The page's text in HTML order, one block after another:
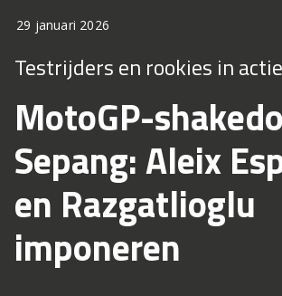
29 januari 2026
Testrijders en rookies in actie
MotoGP-
Sepang: Aleix
en Razgatlioglu
imponeren